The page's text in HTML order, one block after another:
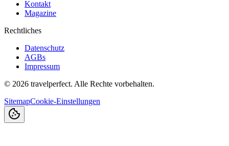
Kontakt
Magazine
Rechtliches
Datenschutz
AGBs
Impressum
© 2026 travelperfect. Alle Rechte vorbehalten.
SitemapCookie-Einstellungen